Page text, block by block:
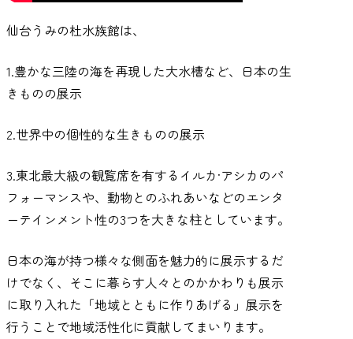
仙台うみの杜水族館は、
1.豊かな三陸の海を再現した大水槽など、日本の生
きものの展示
2.世界中の個性的な生きものの展示
3.東北最大級の観覧席を有するイルカ·アシカのパ
フォーマンスや、動物とのふれあいなどのエンタ
ーテインメント性の3つを大きな柱としています。
日本の海が持つ様々な側面を魅力的に展示するだ
けでなく、そこに暮らす人々とのかかわりも展示
に取り入れた「地域とともに作りあげる」展示を
行うことで地域活性化に貢献してまいります。